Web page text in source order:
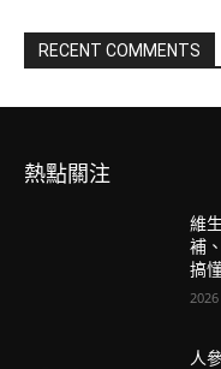
RECENT COMMENTS
熱點關注
維
補
搞
人